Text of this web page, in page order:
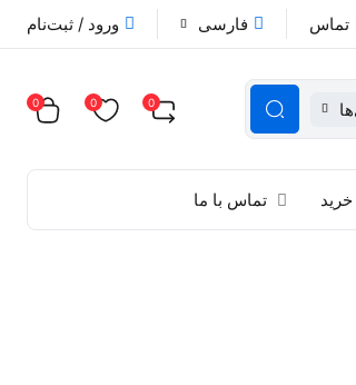
تماس فارسی ورود / ثبت‌نام
0
0
0
تماس با ما